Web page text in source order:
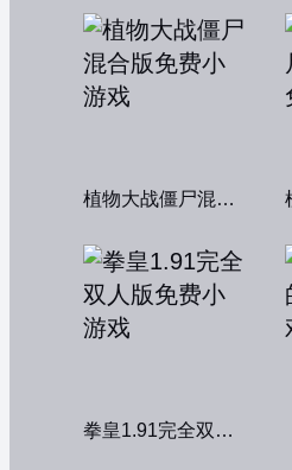
植物大战僵尸混合版
拳皇1.91完全双人版